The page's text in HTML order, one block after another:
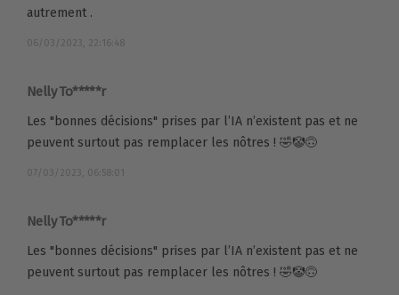
autrement .
06/03/2023, 22:16:48
Nelly To*****r
Les "bonnes décisions" prises par l’IA n’existent pas et ne
peuvent surtout pas remplacer les nôtres ! 🤣🤡🙃
07/03/2023, 06:58:01
Nelly To*****r
Les "bonnes décisions" prises par l’IA n’existent pas et ne
peuvent surtout pas remplacer les nôtres ! 🤣🤡🙃